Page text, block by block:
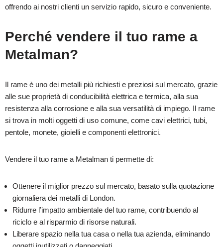
offrendo ai nostri clienti un servizio rapido, sicuro e conveniente.
Perché vendere il tuo rame a
Metalman?
Il rame è uno dei metalli più richiesti e preziosi sul mercato, grazie
alle sue proprietà di conducibilità elettrica e termica, alla sua
resistenza alla corrosione e alla sua versatilità di impiego. Il rame
si trova in molti oggetti di uso comune, come cavi elettrici, tubi,
pentole, monete, gioielli e componenti elettronici.
Vendere il tuo rame a Metalman ti permette di:
Ottenere il miglior prezzo sul mercato, basato sulla quotazione
giornaliera dei metalli di London.
Ridurre l’impatto ambientale del tuo rame, contribuendo al
riciclo e al risparmio di risorse naturali.
Liberare spazio nella tua casa o nella tua azienda, eliminando